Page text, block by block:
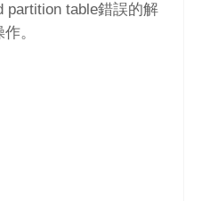
table錯誤的解
。